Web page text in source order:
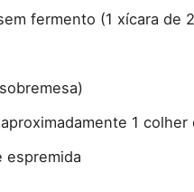
fermento (1 xícara de
1 colher
espremida